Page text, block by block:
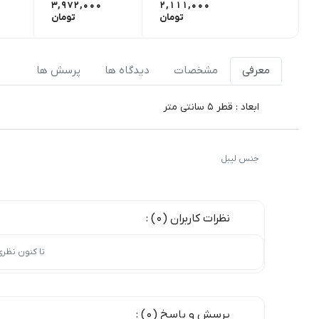
2,111,000
تومان
3,972,000
تومان
معرفی مشخصات دیدگاه ها پرسش ها
ابعاد : قطر 5 سانتی متر
جنس لیبل
نظرات کاربران (0) :
تا کنون
پرسش و پاسخ (0) :